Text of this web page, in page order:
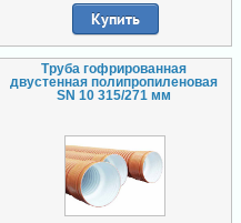
Купить
Труба гофрированная
двустенная полипропиленовая
SN 10 315/271 мм